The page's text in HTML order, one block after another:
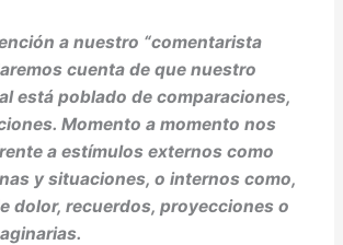
a nuestro “comentarista
cuenta de que nuestro
está poblado de comparaciones,
Momento a momento nos
a estímulos externos como
y situaciones, o internos como,
dolor, recuerdos, proyecciones o